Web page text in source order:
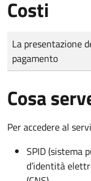
Costi
Tipo di pagamento
Importo
La presentazione
pagamento
Cosa
Per accedere al
SPID (sistema
d’identità